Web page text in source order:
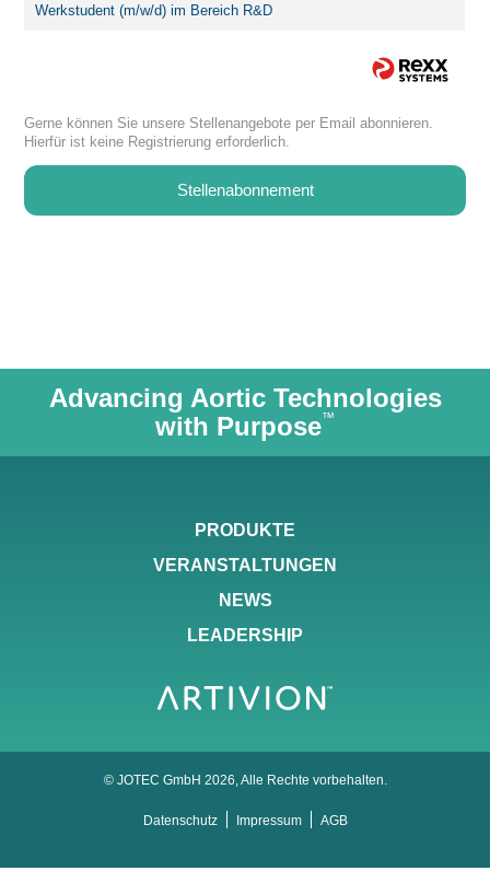
Werkstudent (m/w/d) im Bereich R&D
Gerne können Sie unsere Stellenangebote per Email abonnieren.
Hierfür ist keine Registrierung erforderlich.
Stellenabonnement
Advancing Aortic Technologies
with Purpose™
Navigation
überspringen
PRODUKTE
VERANSTALTUNGEN
NEWS
LEADERSHIP
© JOTEC GmbH 2026, Alle Rechte vorbehalten.
Navigation
Datenschutz Impressum AGB